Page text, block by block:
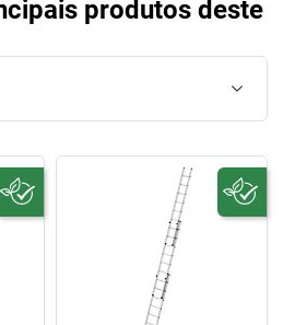
produtos deste